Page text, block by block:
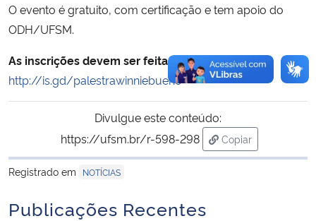
O evento é gratuito, com certificação e tem apoio do
ODH/UFSM.
As inscrições devem ser feitas pelo link
http://is.gd/palestrawinniebueno
Divulgue este conteúdo:
https://ufsm.br/r-598-298
Copiar
para área de
Registrado em
NOTÍCIAS
Publicações Recentes